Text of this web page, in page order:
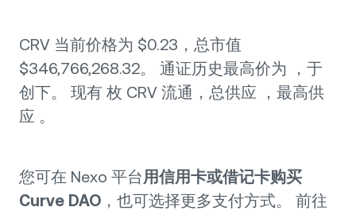
CRV 当前价格为 $0.23，总市值
$346,766,268.32。 通证历史最高价为 ，于
创下。 现有 枚 CRV 流通，总供应 ，最高供
应 。
您可在 Nexo 平台用信用卡或借记卡购买
Curve DAO ，也可选择更多支付方式。 前往